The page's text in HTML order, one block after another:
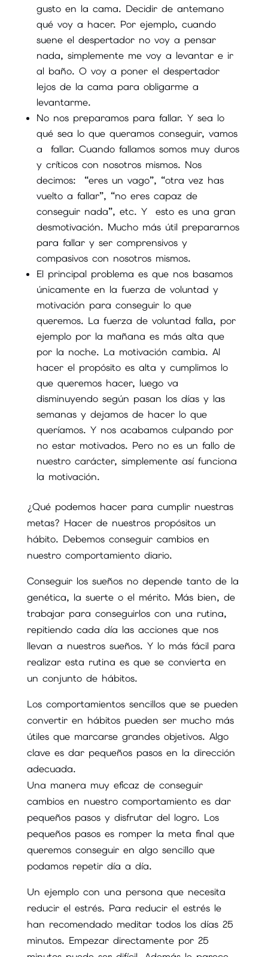
gusto en la cama. Decidir de antemano
qué voy a hacer. Por ejemplo, cuando
suene el despertador no voy a pensar
nada, simplemente me voy a levantar e ir
al baño. O voy a poner el despertador
lejos de la cama para obligarme a
levantarme.
No nos preparamos para fallar. Y sea lo
qué sea lo que queramos conseguir, vamos
a fallar. Cuando fallamos somos muy duros
y críticos con nosotros mismos. Nos
decimos: “eres un vago”, “otra vez has
vuelto a fallar”, “no eres capaz de
conseguir nada”, etc. Y esto es una gran
desmotivación. Mucho más útil prepararnos
para fallar y ser comprensivos y
compasivos con nosotros mismos.
El principal problema es que nos basamos
únicamente en la fuerza de voluntad y
motivación para conseguir lo que
queremos. La fuerza de voluntad falla, por
ejemplo por la mañana es más alta que
por la noche. La motivación cambia. Al
hacer el propósito es alta y cumplimos lo
que queremos hacer, luego va
disminuyendo según pasan los días y las
semanas y dejamos de hacer lo que
queríamos. Y nos acabamos culpando por
no estar motivados. Pero no es un fallo de
nuestro carácter, simplemente así funciona
la motivación.
¿Qué podemos hacer para cumplir nuestras
metas? Hacer de nuestros propósitos un
hábito. Debemos conseguir cambios en
nuestro comportamiento diario.
Conseguir los sueños no depende tanto de la
genética, la suerte o el mérito. Más bien, de
trabajar para conseguirlos con una rutina,
repitiendo cada día las acciones que nos
llevan a nuestros sueños. Y lo más fácil para
realizar esta rutina es que se convierta en
un conjunto de hábitos.
Los comportamientos sencillos que se pueden
convertir en hábitos pueden ser mucho más
útiles que marcarse grandes objetivos. Algo
clave es dar pequeños pasos en la dirección
adecuada.
Una manera muy eficaz de conseguir
cambios en nuestro comportamiento es dar
pequeños pasos y disfrutar del logro. Los
pequeños pasos es romper la meta final que
queremos conseguir en algo sencillo que
podamos repetir día a día.
Un ejemplo con una persona que necesita
reducir el estrés. Para reducir el estrés le
han recomendado meditar todos los días 25
minutos. Empezar directamente por 25